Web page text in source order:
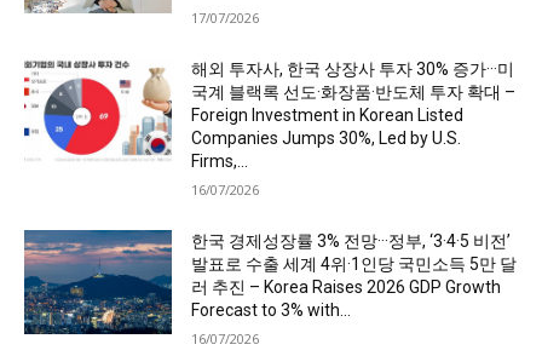
17/07/2026
해외 투자사, 한국 상장사 투자 30% 증가···미
국계 블랙록 선도·화장품·반도체 투자 확대 –
Foreign Investment in Korean Listed
Companies Jumps 30%, Led by U.S.
Firms,...
16/07/2026
한국 경제성장률 3% 전망···정부, ‘3·4·5 비전’
발표로 수출 세계 4위·1인당 국민소득 5만 달
러 추진 – Korea Raises 2026 GDP Growth
Forecast to 3% with...
16/07/2026